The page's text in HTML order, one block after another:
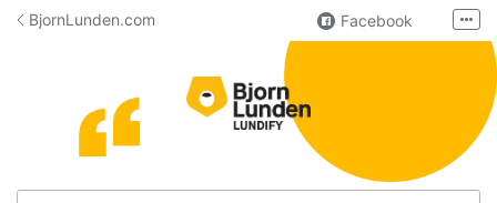
Hoppa till innehåll
BjornLunden.com Facebook
Kontakta oss
Fler